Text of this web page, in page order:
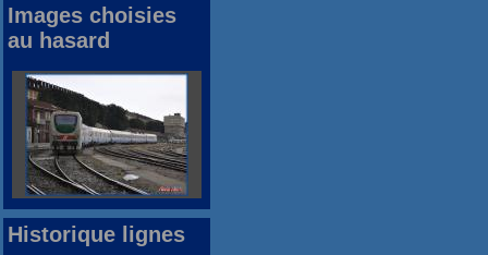
Images choisies
au hasard
Historique lignes